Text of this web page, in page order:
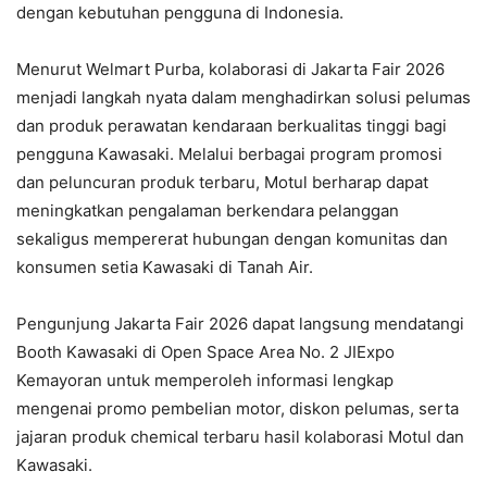
dengan kebutuhan pengguna di Indonesia.
Menurut Welmart Purba, kolaborasi di Jakarta Fair 2026
menjadi langkah nyata dalam menghadirkan solusi pelumas
dan produk perawatan kendaraan berkualitas tinggi bagi
pengguna Kawasaki. Melalui berbagai program promosi
dan peluncuran produk terbaru, Motul berharap dapat
meningkatkan pengalaman berkendara pelanggan
sekaligus mempererat hubungan dengan komunitas dan
konsumen setia Kawasaki di Tanah Air.
Pengunjung Jakarta Fair 2026 dapat langsung mendatangi
Booth Kawasaki di Open Space Area No. 2 JIExpo
Kemayoran untuk memperoleh informasi lengkap
mengenai promo pembelian motor, diskon pelumas, serta
jajaran produk chemical terbaru hasil kolaborasi Motul dan
Kawasaki.